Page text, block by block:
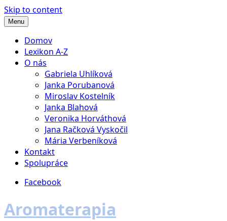
Skip to content
Menu
Domov
Lexikon A-Z
O nás
Gabriela Uhlíková
Janka Porubanová
Miroslav Kostelník
Janka Blahová
Veronika Horváthová
Jana Račková Vyskočil
Mária Verbeníková
Kontakt
Spolupráce
Facebook
Aromaterapia